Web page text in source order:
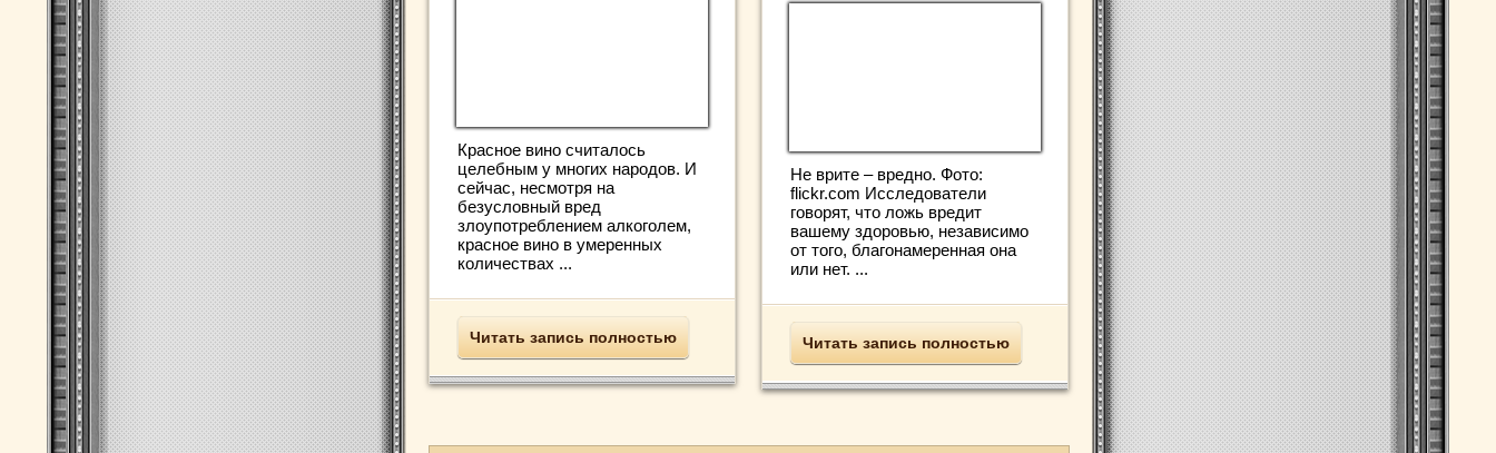
Красное вино считалось
целебным у многих народов. И
сейчас, несмотря на
безусловный вред
злоупотреблением алкоголем,
красное вино в умеренных
количествах ...
Читать запись полностью
Не врите – вредно. Фото:
flickr.com Исследователи
говорят, что ложь вредит
вашему здоровью, независимо
от того, благонамеренная она
или нет. ...
Читать запись полностью